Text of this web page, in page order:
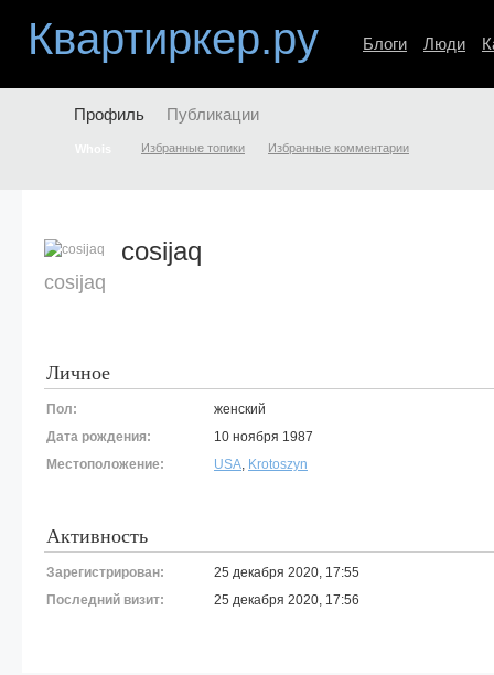
Квартиркер.ру Блоги Люди
Профиль
Избранные топики Избранные комментарии
Публикации
cosijaq
cosijaq
Личное
Пол:
женский
Дата рождения:
10 ноября 1987
Местоположение:
USA, Krotoszyn
Активность
Зарегистрирован:
25 декабря 2020, 17:55
Последний визит:
25 декабря 2020, 17:56